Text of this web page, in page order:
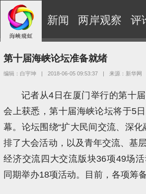
新闻 两岸观察 评
第十届海峡论坛准备就绪
编辑：白宇坤 | 2018-06-05 09:53:37 | 来源：新华网
记者从4日在厦门举行的第十
会上获悉，第十届海峡论坛将于5
幕。论坛围绕“扩大民间交流、深化
排了大会活动，以及青年交流、基
经济交流四大交流版块36项49场
同期举办18项活动。目前，各项筹